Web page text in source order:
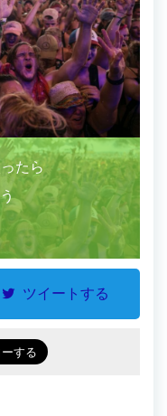
たら
ツイートする